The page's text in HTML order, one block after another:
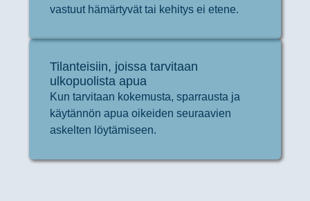
vastuut hämärtyvät tai kehitys ei etene.
Tilanteisiin, joissa tarvitaan
ulkopuolista apua
Kun tarvitaan kokemusta, sparrausta ja
käytännön apua oikeiden seuraavien
askelten löytämiseen.